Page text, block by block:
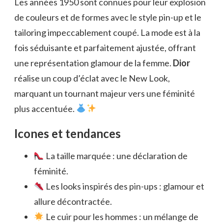
de couleurs et de formes avec le style pin-up et le
tailoring impeccablement coupé. La mode est à la
fois séduisante et parfaitement ajustée, offrant
une représentation glamour de la femme. Dior
réalise un coup d’éclat avec le New Look,
marquant un tournant majeur vers une féminité
plus accentuée.
Icones et tendances
La taille marquée : une déclaration de
féminité.
Les looks inspirés des pin-ups : glamour et
allure décontractée.
Le cuir pour les hommes : un mélange de